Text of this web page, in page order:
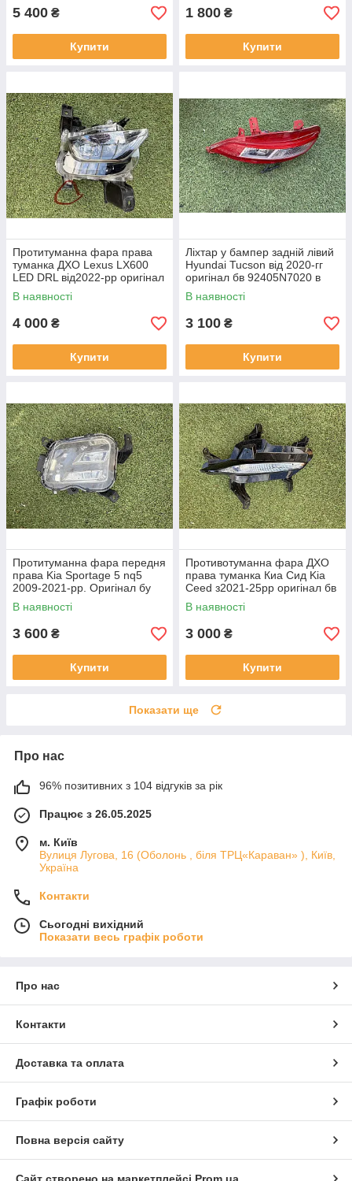
5 400 ₴
Купити
1 800 ₴
Купити
Протитуманна фара права
туманка ДХО Lexus LX600
LED DRL від2022-рр оригінал
бв відсутнє одно кріплення
В наявності
4 000 ₴
Купити
Ліхтар у бампер задній лівий
Hyundai Tucson від 2020-гг
оригінал бв 92405N7020 в
нормальному стані
В наявності
3 100 ₴
Купити
Протитуманна фара передня
права Kia Sportage 5 nq5
2009-2021-рр. Оригінал бу
92202R2000 проклеєна
тріщина скла в непомітному
місці
В наявності
3 600 ₴
Купити
Противотуманна фара ДХО
права туманка Киа Сид Kia
Ceed з2021-25рр оригінал бв
92207J7500 ціла
В наявності
3 000 ₴
Купити
Показати ще
Про нас
96% позитивних з 104 відгуків за рік
Працює з 26.05.2025
м. Київ
Вулиця Лугова, 16 (Оболонь , біля ТРЦ«Караван» ), Київ,
Україна
Контакти
Сьогодні вихідний
Показати весь графік роботи
Про нас
Контакти
Доставка та оплата
Графік роботи
Повна версія сайту